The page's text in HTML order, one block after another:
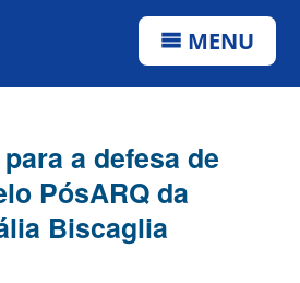
MENU
a defesa de
PósARQ da
Biscaglia